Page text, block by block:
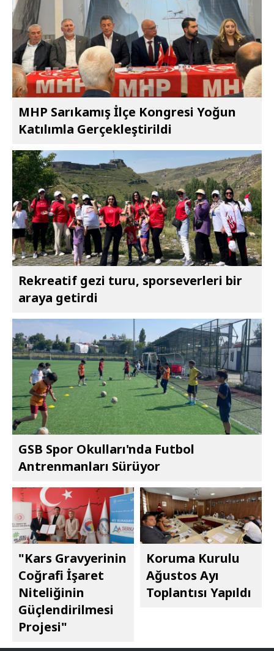
MHP Sarıkamış İlçe Kongresi Yoğun
Katılımla Gerçekleştirildi
Rekreatif gezi turu, sporseverleri bir
araya getirdi
GSB Spor Okulları'nda Futbol
Antrenmanları Sürüyor
"Kars Gravyerinin
Coğrafi İşaret
Niteliğinin
Güçlendirilmesi
Projesi"
Koruma Kurulu
Ağustos Ayı
Toplantısı Yapıldı